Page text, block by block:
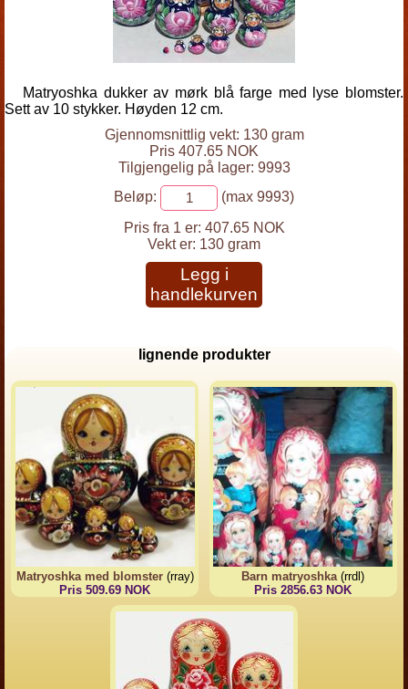
Matryoshka dukker av mørk blå farge med lyse blomster.
Sett av 10 stykker. Høyden 12 cm.
Gjennomsnittlig vekt: 130 gram
Pris 407.65 NOK
Tilgjengelig på lager: 9993
Beløp:
(max 9993)
Pris fra 1 er: 407.65 NOK
Vekt er: 130 gram
Legg i
handlekurven
lignende produkter
Matryoshka med blomster(rray)
Pris 509.69 NOK
Barn matryoshka(rrdl)
Pris 2856.63 NOK